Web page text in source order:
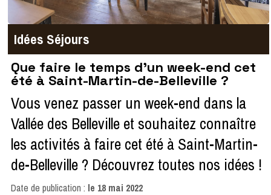
Idées Séjours
Que faire le temps d'un week-end cet
été à Saint-Martin-de-Belleville ?
Vous venez passer un week-end dans la
Vallée des Belleville et souhaitez connaître
les activités à faire cet été à Saint-Martin-
de-Belleville ? Découvrez toutes nos idées !
Date de publication : le 18 mai 2022